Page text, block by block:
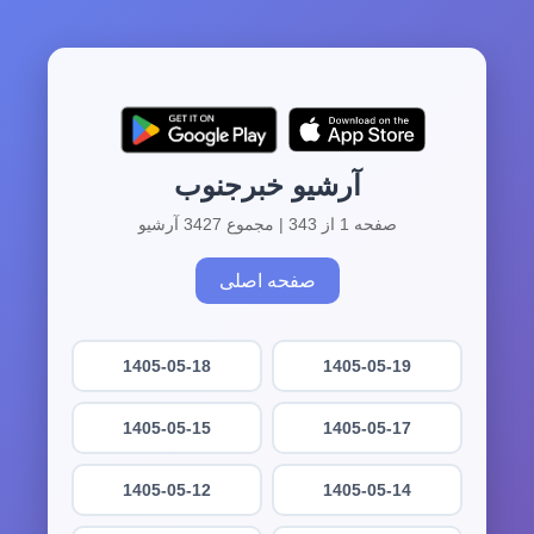
آرشیو خبرجنوب
صفحه 1 از 343 | مجموع 3427 آرشیو
صفحه اصلی
1405-05-19
1405-05-18
1405-05-17
1405-05-15
1405-05-14
1405-05-12